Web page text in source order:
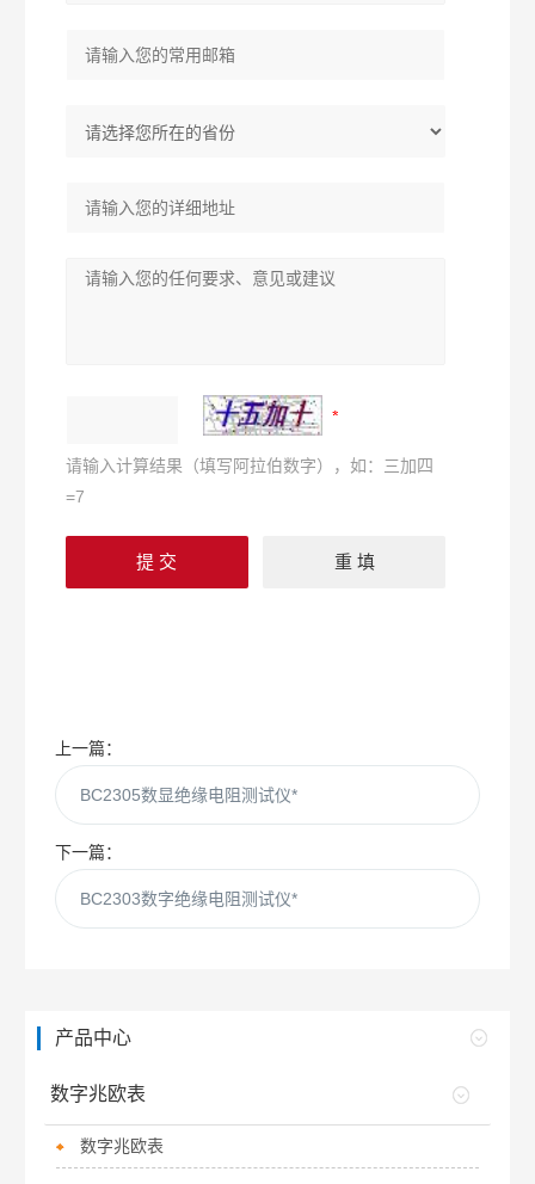
请输入计算结果（填写阿拉伯数字），如：三加四
=7
上一篇：
BC2305数显绝缘电阻测试仪*
下一篇：
BC2303数字绝缘电阻测试仪*
产品中心
数字兆欧表
数字兆欧表